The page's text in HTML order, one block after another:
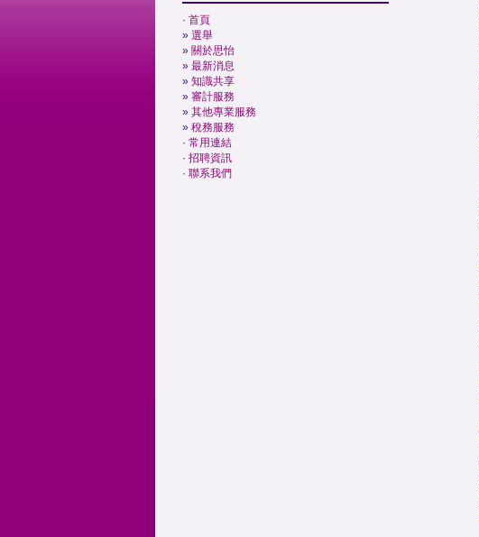
· 首頁
» 選舉
» 關於思怡
» 最新消息
» 知識共享
» 審計服務
» 其他專業服務
» 稅務服務
· 常用連結
· 招聘資訊
· 聯系我們